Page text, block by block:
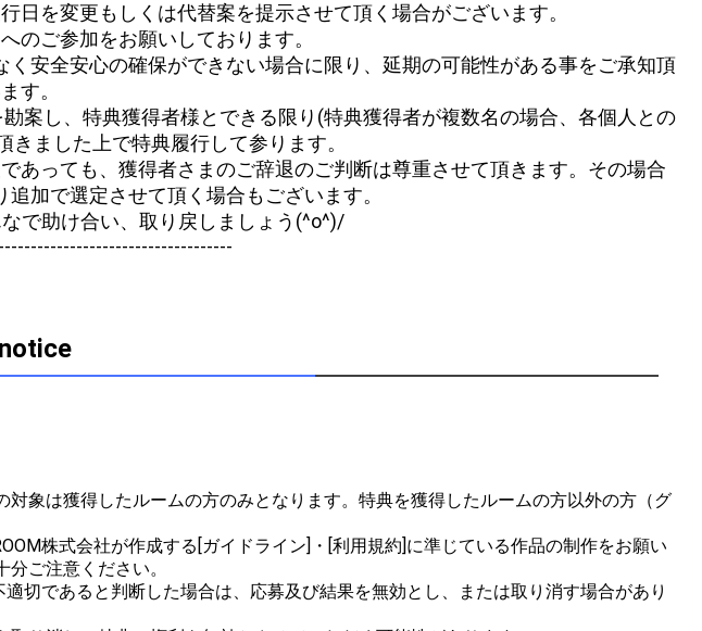
を変更もしくは代替案を提示させて頂く場合がございます。
のご参加をお願いしております。
安全安心の確保ができない場合に限り、延期の可能性がある事をご承知頂
す。
案し、特典獲得者様とできる限り(特典獲得者が複数名の場合、各個人との
ました上で特典履行して参ります。
あっても、獲得者さまのご辞退のご判断は尊重させて頂きます。その場合
加で選定させて頂く場合もございます。
で助け合い、取り戻しましょう(^o^)/
象は獲得したルームの方のみとなります。特典を獲得したルームの方以外の方（グ
株式会社が作成する[ガイドライン]・[利用規約]に準じている作品の制作をお願い
ご注意ください。
切であると判断した場合は、応募及び結果を無効とし、または取り消す場合があり